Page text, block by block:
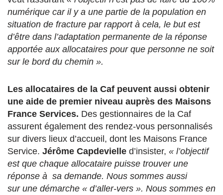
numérique car il y a une partie de la population en
situation de fracture par rapport à cela, le but est
d’être dans l’adaptation permanente de la réponse
apportée aux allocataires pour que personne ne soit
sur le bord du chemin ».
Les allocataires de la Caf peuvent aussi obtenir
une aide de premier niveau auprès des Maisons
France Services. Des gestionnaires de la Caf
assurent également des rendez-vous personnalisés
sur divers lieux d’accueil, dont les Maisons France
Service. Jérôme Capdevielle d’insister, « l’objectif
est que chaque allocataire puisse trouver une
réponse à sa demande. Nous sommes aussi
sur une démarche « d’aller-vers ». Nous sommes en